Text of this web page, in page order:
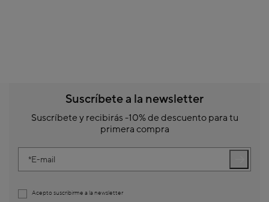
Suscríbete a la newsletter
Suscríbete y recibirás -10% de descuento para tu
primera compra
E-mail
Acepto suscribirme a la newsletter